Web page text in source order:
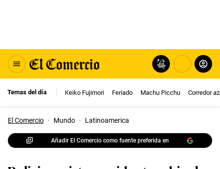
Temas del día Keiko Fujimori Feriado Machu Picchu Corredor
El Comercio · Mundo · Latinoamerica
Añadir El Comercio como fuente preferida en